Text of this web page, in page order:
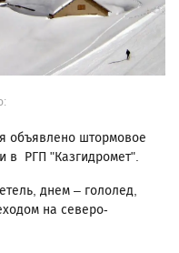
объявлено штормовое
в РГП "Казгидромет".
днем – гололед,
на северо-